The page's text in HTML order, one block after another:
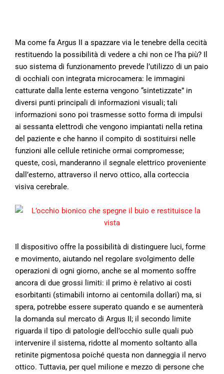
Ma come fa Argus II a spazzare via le tenebre della cecità
restituendo la possibilità di vedere a chi non ce l’ha più? Il
suo sistema di funzionamento prevede l’utilizzo di un paio
di occhiali con integrata microcamera: le immagini
catturate dalla lente esterna vengono “sintetizzate” in
diversi punti principali di informazioni visuali; tali
informazioni sono poi trasmesse sotto forma di impulsi
ai sessanta elettrodi che vengono impiantati nella retina
del paziente e che hanno il compito di sostituirsi nelle
funzioni alle cellule retiniche ormai compromesse;
queste, così, manderanno il segnale elettrico proveniente
dall’esterno, attraverso il nervo ottico, alla corteccia
visiva cerebrale.
Il dispositivo offre la possibilità di distinguere luci, forme
e movimento, aiutando nel regolare svolgimento delle
operazioni di ogni giorno, anche se al momento soffre
ancora di due grossi limiti: il primo è relativo ai costi
esorbitanti (stimabili intorno ai centomila dollari) ma, si
spera, potrebbe essere superato quando e se aumenterà
la domanda sul mercato di Argus II; il secondo limite
riguarda il tipo di patologie dell’occhio sulle quali può
intervenire il sistema, ridotte al momento soltanto alla
retinite pigmentosa poiché questa non danneggia il nervo
ottico. Tuttavia, per quel milione e mezzo di persone che